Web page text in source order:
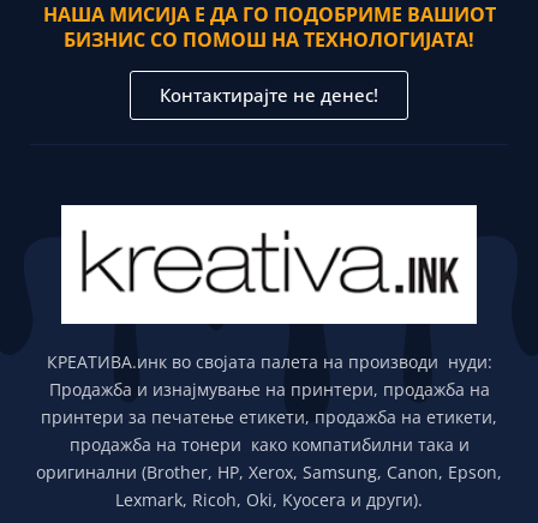
НАША МИСИЈА Е ДА ГО ПОДОБРИМЕ ВАШИОТ
БИЗНИС СО ПОМОШ НА ТЕХНОЛОГИЈАТА!
Контактирајте не денес!
КРЕАТИВА.инк во својата палета на производи нуди:
Продажба и изнајмување на принтери, продажба на
принтери за печатење етикети, продажба на етикети,
продажба на тонери како компатибилни така и
оригинални (Brother, HP, Xerox, Samsung, Canon, Epson,
Lexmark, Ricoh, Oki, Kyocera и други).